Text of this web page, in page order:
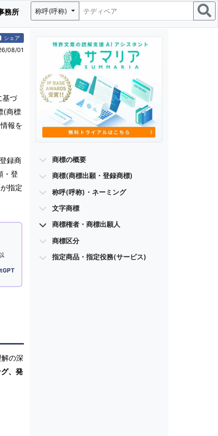
務所 称呼(呼称)
シェア
08/01
基づ
(商標
報を
録商
・登
指定
の深
、発
商標の概要
商標(商標出願・登録商標)
称呼(呼称)・ネーミング
文字商標
商標権者・商標出願人
商標区分
指定商品・指定役務(サービス)